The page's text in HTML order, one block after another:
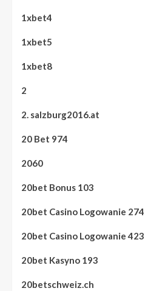
1xbet4
1xbet5
1xbet8
2
2. salzburg2016.at
20 Bet 974
2060
20bet Bonus 103
20bet Casino Logowanie 274
20bet Casino Logowanie 423
20bet Kasyno 193
20betschweiz.ch